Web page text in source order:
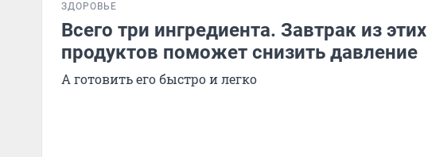
ЗДОРОВЬЕ
Всего три ингредиента. Завтрак из этих
продуктов поможет снизить давление
А готовить его быстро и легко